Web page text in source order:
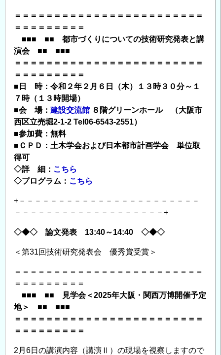
＝＝＝＝＝＝＝＝＝＝＝＝＝＝＝＝＝＝＝＝＝＝＝＝
＝＝＝＝＝＝＝＝＝
■■■ ■■ 都市づくりについての技術研究発表と講
演会 ■■ ■■■
＝＝＝＝＝＝＝＝＝＝＝＝＝＝＝＝＝＝＝＝＝＝＝＝
＝＝＝＝＝＝＝＝＝
■日 時：令和２年２月６日（木）１３時３０分～１
７時（１３時開場）
■会 場： 建設交流館 ８階グリーンホール （大阪市
西区立売堀2-1-2 Tel06-6543-2551）
■参加費：無料
■ＣＰＤ：土木学会および日本都市計画学会 単位取
得可
◇詳 細： こちら
◇プログラム： こちら
+－－－－－－－－－－－－－－－－－－－－－－－
－－－－－－－－－－－－－－－－－－－+
◇◆◇ 論文発表 13:40～14:40 ◇◆◇
＜第31回技術研究発表会 優秀賞受賞＞
＝＝＝＝＝＝＝＝＝＝＝＝＝＝＝＝＝＝＝＝＝＝＝＝
＝＝＝＝＝＝＝＝＝
■■■ ■■ 見学会＜2025年大阪・関西万博開催予定
地＞ ■■ ■■■
＝＝＝＝＝＝＝＝＝＝＝＝＝＝＝＝＝＝＝＝＝＝＝＝
＝＝＝＝＝＝＝＝＝
2月6日の講演内容（講演Ⅱ）の現場を視察しますので